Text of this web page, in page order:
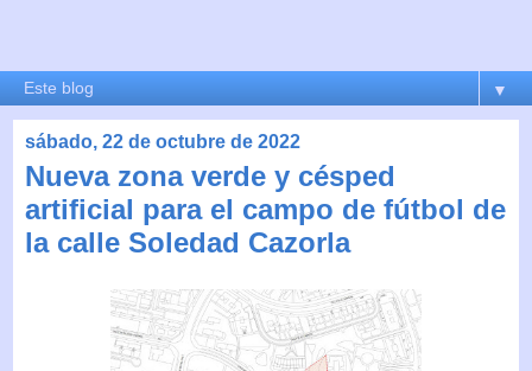
▼
sábado, 22 de octubre de 2022
Nueva zona verde y césped
artificial para el campo de fútbol de
la calle Soledad Cazorla